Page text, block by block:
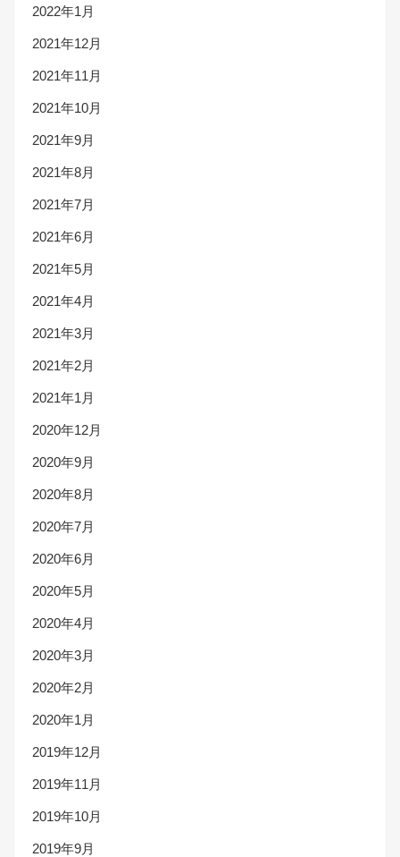
2022年1月
2021年12月
2021年11月
2021年10月
2021年9月
2021年8月
2021年7月
2021年6月
2021年5月
2021年4月
2021年3月
2021年2月
2021年1月
2020年12月
2020年9月
2020年8月
2020年7月
2020年6月
2020年5月
2020年4月
2020年3月
2020年2月
2020年1月
2019年12月
2019年11月
2019年10月
2019年9月